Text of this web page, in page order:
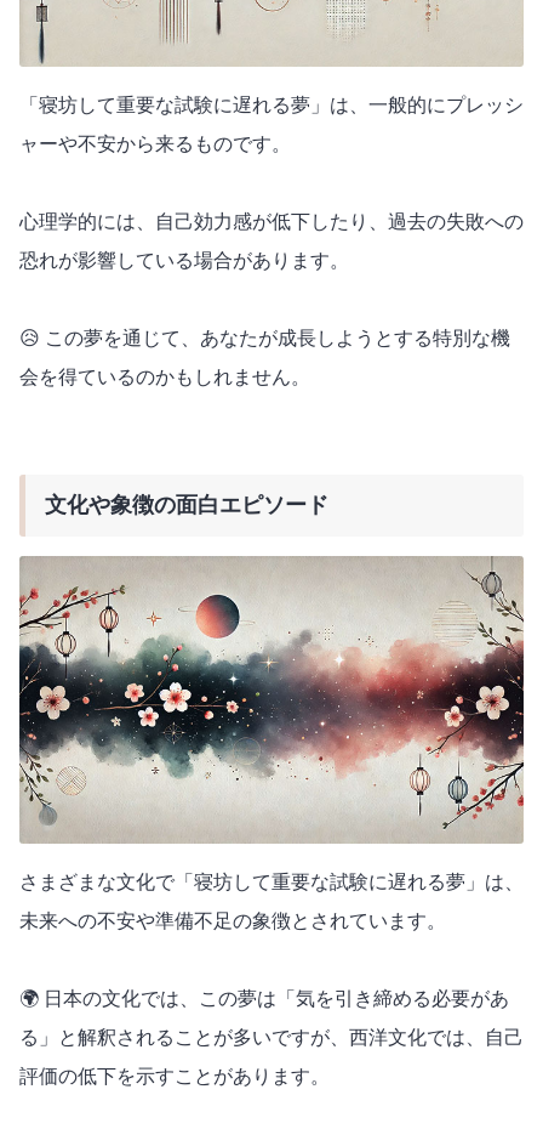
「寝坊して重要な試験に遅れる夢」は、一般的にプレッシ
ャーや不安から来るものです。
心理学的には、自己効力感が低下したり、過去の失敗への
恐れが影響している場合があります。
😥 この夢を通じて、あなたが成長しようとする特別な機
会を得ているのかもしれません。
文化や象徴の面白エピソード
さまざまな文化で「寝坊して重要な試験に遅れる夢」は、
未来への不安や準備不足の象徴とされています。
🌍 日本の文化では、この夢は「気を引き締める必要があ
る」と解釈されることが多いですが、西洋文化では、自己
評価の低下を示すことがあります。